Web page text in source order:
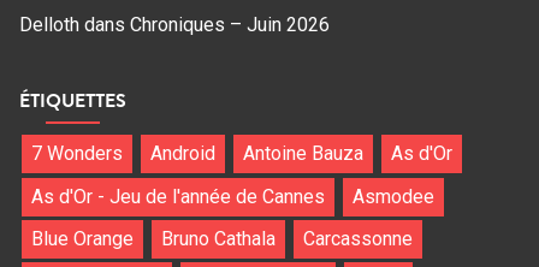
Delloth dans Chroniques – Juin 2026
ÉTIQUETTES
7 Wonders Android Antoine Bauza
As d'Or
As d'Or - Jeu de l'année de Cannes
Asmodee
Blue Orange
Bruno Cathala
Carcassonne